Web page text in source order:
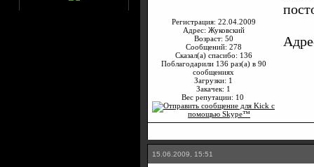
Регистрация: 22.04.2009
Адрес: Жуковский
Возраст: 50
Сообщений: 278
Сказал(а) спасибо: 136
Поблагодарили 136 раз(а) в 90
сообщениях
Загрузки: 1
Закачек: 1
Вес репутации: 10
15.06.2009, 15:51